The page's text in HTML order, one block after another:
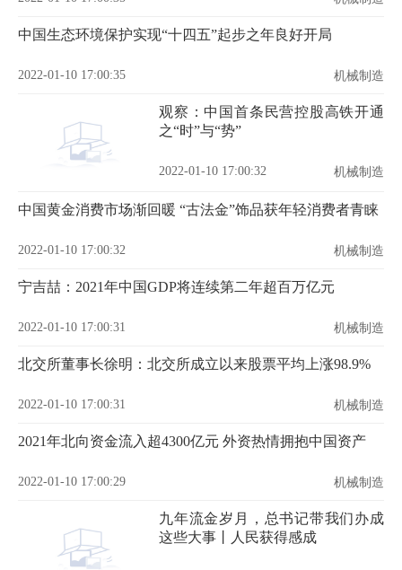
中国生态环境保护实现“十四五”起步之年良好开局
2022-01-10 17:00:35 机械制造
观察：中国首条民营控股高铁开通
之“时”与“势”
2022-01-10 17:00:32 机械制造
中国黄金消费市场渐回暖 “古法金”饰品获年轻消费者青睐
2022-01-10 17:00:32 机械制造
宁吉喆：2021年中国GDP将连续第二年超百万亿元
2022-01-10 17:00:31 机械制造
北交所董事长徐明：北交所成立以来股票平均上涨98.9%
2022-01-10 17:00:31 机械制造
2021年北向资金流入超4300亿元 外资热情拥抱中国资产
2022-01-10 17:00:29 机械制造
九年流金岁月，总书记带我们办成
这些大事丨人民获得感成